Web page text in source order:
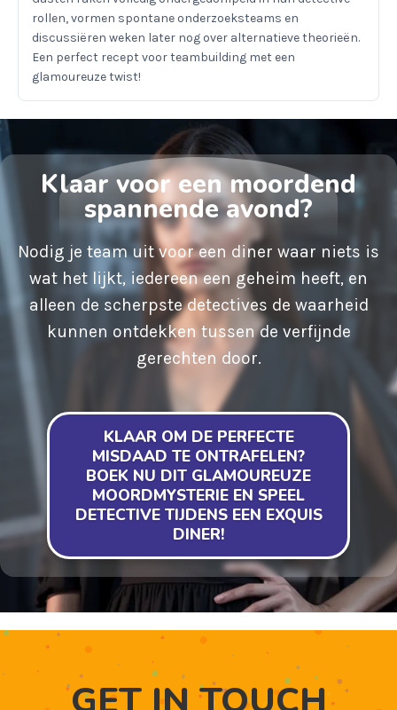
rollen, vormen spontane onderzoeksteams en
discussiëren weken later nog over alternatieve theorieën.
Een perfect recept voor teambuilding met een
glamoureuze twist!
Klaar voor een moordend
spannende avond?
Nodig je team uit voor een diner waar niets is
wat het lijkt, iedereen een geheim heeft, en
alleen de scherpste detectives de waarheid
kunnen ontdekken tussen de verfijnde
gerechten door.
KLAAR OM DE PERFECTE
MISDAAD TE ONTRAFELEN?
BOEK NU DIT GLAMOUREUZE
MOORDMYSTERIE EN SPEEL
DETECTIVE TIJDENS EEN EXQUIS
DINER!